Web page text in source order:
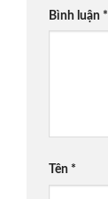
Bình luận *
Tên *